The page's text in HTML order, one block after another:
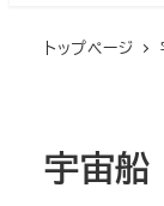
トップページ
宇宙船